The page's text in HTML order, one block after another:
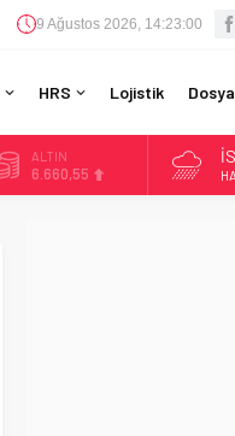
9 Ağustos 2026, 14:23:00
HRS Lojistik
ALTIN
6.660,55